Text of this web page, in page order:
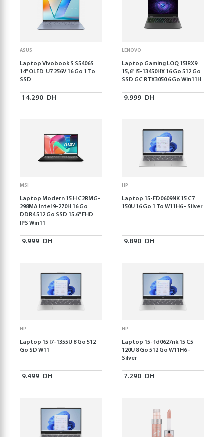
ASUS
Laptop Vivobook S S5406S
14" OLED U7 256V 16 Go 1 To
SSD
14.290 DH
LENOVO
Laptop Gaming LOQ 15IRX9
15,6'' i5-13450HX 16 Go 512 Go
SSD GC RTX3050 6 Go Win11H
9.999 DH
MSI
Laptop Modern 15 H C2RMG-
298MA Intel 9-270H 16 Go
DDR4 512 Go SSD 15.6" FHD
IPS Win11
9.999 DH
HP
Laptop 15-FD0609NK 15 C7
150U 16 Go 1 To W11H6 - Silver
9.890 DH
HP
Laptop 15 I7-1355U 8 Go 512
Go SD W11
9.499 DH
HP
Laptop 15-fd0627nk 15 C5
120U 8 Go 512 Go W11H6 -
Silver
7.290 DH